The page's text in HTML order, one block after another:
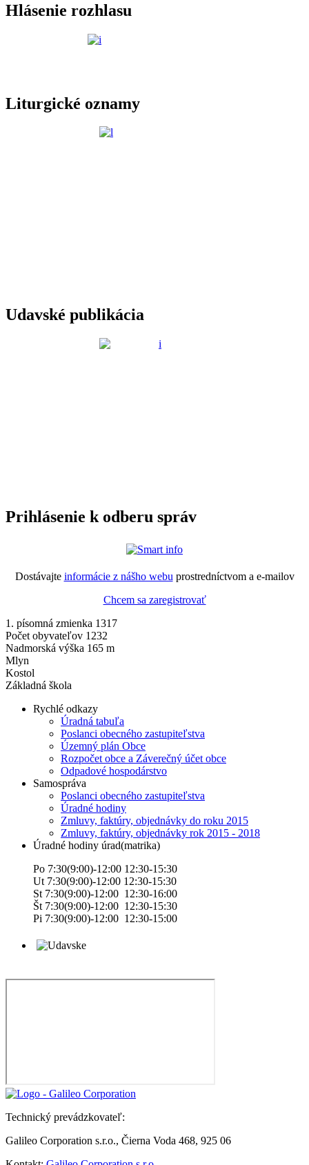
Hlásenie rozhlasu
Liturgické oznamy
Udavské publikácia
Prihlásenie k odberu správ
Dostávajte informácie z nášho webu prostredníctvom a e-mailov
Chcem sa zaregistrovať
1. písomná zmienka 1317
Počet obyvateľov 1232
Nadmorská výška 165 m
Mlyn
Kostol
Základná škola
Rychlé odkazy
Úradná tabuľa
Poslanci obecného zastupiteľstva
Územný plán Obce
Rozpočet obce a Záverečný účet obce
Odpadové hospodárstvo
Samospráva
Poslanci obecného zastupiteľstva
Úradné hodiny
Zmluvy, faktúry, objednávky do roku 2015
Zmluvy, faktúry, objednávky rok 2015 - 2018
Úradné hodiny úrad(matrika)
Po 7:30(9:00)-12:00 12:30-15:30
Ut 7:30(9:00)-12:00 12:30-15:30
St 7:30(9:00)-12:00 12:30-16:00
Št 7:30(9:00)-12:00 12:30-15:30
Pi 7:30(9:00)-12:00 12:30-15:00
Technický prevádzkovateľ:
Galileo Corporation s.r.o., Čierna Voda 468, 925 06